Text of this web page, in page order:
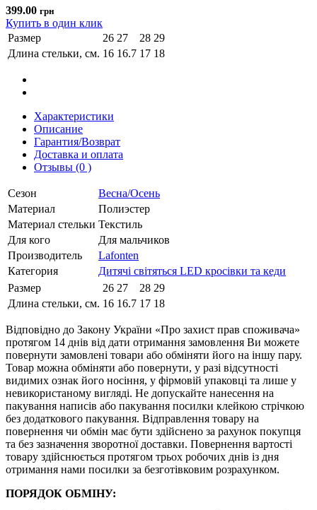
399.00 грн
Купить в один клик
Размер
26 27 28 29
Длина стельки, см. 16 16.7 17 18
Характеристики
Описание
Гарантия/Возврат
Доставка и оплата
Отзывы (0 )
Сезон
Весна/Осень
Материал
Полиэстер
Материал стельки Текстиль
Для кого
Для мальчиков
Производитель
Lafonten
Категория
Дитячі світяться LED кросівки та кеди
Размер
26 27 28 29
Длина стельки, см. 16 16.7 17 18
Відповідно до Закону України «Про захист прав споживача»
протягом 14 днів від дати отримання замовлення Ви можете
повернути замовлені товари або обміняти його на іншу пару.
Товар можна обміняти або повернути, у разі відсутності
видимих ​​ознак його носіння, у фірмовій упаковці та лише у
невикористаному вигляді. Не допускайте нанесення на
пакування написів або пакування посилки клейкою стрічкою
без додаткового пакування. Відправлення товару на
повернення чи обмін має бути здійснено за рахунок покупця
та без зазначення зворотної доставки. Повернення вартості
товару здійснюється протягом трьох робочих днів із дня
отримання нами посилки за безготівковим розрахунком.
ПОРЯДОК ОБМІНУ: